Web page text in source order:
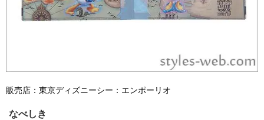
販売店： 東京ディズニーシー： エンポーリオ
なべしき